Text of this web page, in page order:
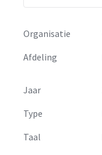
Organisatie
Afdeling
Jaar
Type
Taal